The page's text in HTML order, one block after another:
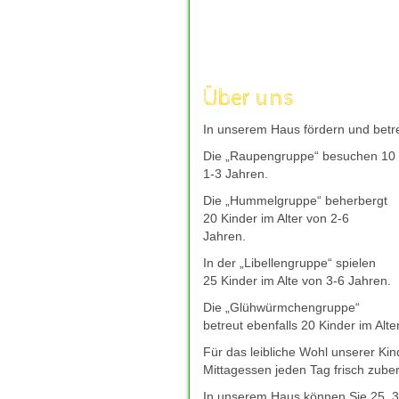
Entscheidung fuer ihr
verantwortungsvoll genossen,
und neue Energie spendet.
Giropay bleibt auch 2026 eine
direkt Ã¼ber das Online-Banking
mit Giropay
hilft dabei, seriÃ¶se
zuverlÃ¤ssigem Kundenservice
bevorzugte Casino-Plattform
Über uns
In unserem Haus fördern und
Die „Raupengruppe“ besuchen
1-3 Jahren.
Die „Hummelgruppe“ beherbergt
20 Kinder im Alter von 2-6
Jahren.
In der „Libellengruppe“ spielen
25 Kinder im Alte von 3-6 Jahren.
Die „Glühwürmchengruppe“
betreut ebenfalls 20 Kinder im
Für das leibliche Wohl unserer
Mittagessen jeden Tag frisch